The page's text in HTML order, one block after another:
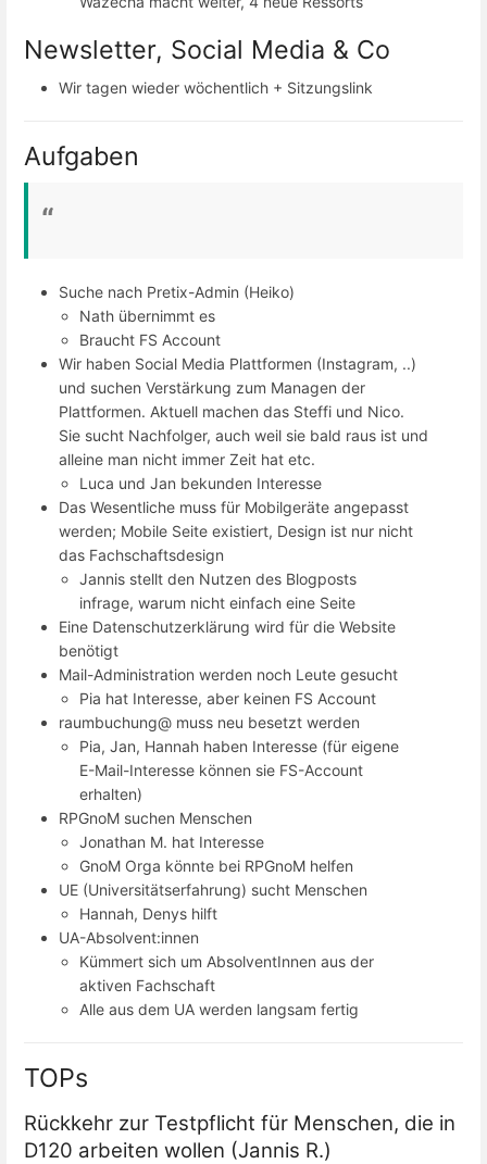
Newsletter, Social Media & Co
Wir tagen wieder wöchentlich + Sitzungslink
Aufgaben
Suche nach Pretix-Admin (Heiko)
Nath übernimmt es
Braucht FS Account
Wir haben Social Media Plattformen (Instagram, ..)
und suchen Verstärkung zum Managen der
Plattformen. Aktuell machen das Steffi und Nico.
Sie sucht Nachfolger, auch weil sie bald raus ist und
alleine man nicht immer Zeit hat etc.
Luca und Jan bekunden Interesse
Das Wesentliche muss für Mobilgeräte angepasst
werden; Mobile Seite existiert, Design ist nur nicht
das Fachschaftsdesign
Jannis stellt den Nutzen des Blogposts
infrage, warum nicht einfach eine Seite
Eine Datenschutzerklärung wird für die Website
benötigt
Mail-Administration werden noch Leute gesucht
Pia hat Interesse, aber keinen FS Account
raumbuchung@ muss neu besetzt werden
Pia, Jan, Hannah haben Interesse (für eigene
E-Mail-Interesse können sie FS-Account
erhalten)
RPGnoM suchen Menschen
Jonathan M. hat Interesse
GnoM Orga könnte bei RPGnoM helfen
UE (Universitätserfahrung) sucht Menschen
Hannah, Denys hilft
UA-Absolvent:innen
Kümmert sich um AbsolventInnen aus der
aktiven Fachschaft
Alle aus dem UA werden langsam fertig
TOPs
Rückkehr zur Testpflicht für Menschen, die in
D120 arbeiten wollen (Jannis R.)